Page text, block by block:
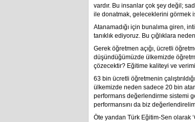
vardır. Bu insanlar çok şey değil;
ile donatmak, geleceklerini görmek
Atanamadığı için bunalıma giren,
tanıklık ediyoruz. Bu çığlıklara
Gerek öğretmen açığı, ücretli
düşündüğümüzde ülkemizde
çözecektir? Eğitime kaliteyi ve
63 bin ücretli öğretmenin
ülkemizde neden sadece 20 bin
performans değerlendirme sistemi
performansını da biz
Öte yandan Türk Eğitim-Sen olarak